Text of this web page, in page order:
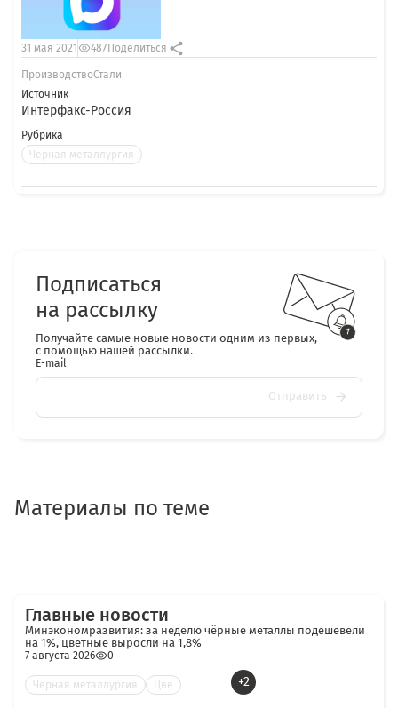
Источник
Интерфакс-Россия
Рубрика
Черная металлургия
31 мая 2021 487 Поделиться
ПроизводствоСтали
Подписаться
на рассылку
Получайте самые новые новости одним из первых,
с помощью нашей рассылки.
E-mail
Отправить
Материалы по теме
Главные новости
Минэкономразвития: за неделю чёрные металлы подешевели
на 1%, цветные выросли на 1,8%
7 августа 2026 0
Черная металлургия Цве +2